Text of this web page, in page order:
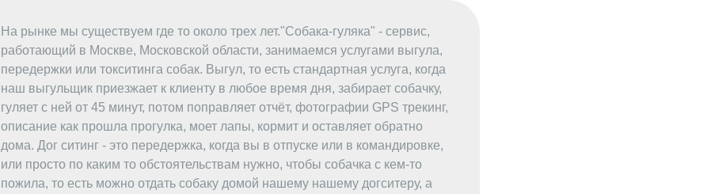
На рынке мы существуем где то около трех лет."Собака-гуляка" - сервис,
работающий в Москве, Московской области, занимаемся услугами выгула,
передержки или токситинга собак. Выгул, то есть стандартная услуга, когда
наш выгульщик приезжает к клиенту в любое время дня, забирает собачку,
гуляет с ней от 45 минут, потом поправляет отчёт, фотографии GPS трекинг,
описание как прошла прогулка, моет лапы, кормит и оставляет обратно
дома. Дог ситинг - это передержка, когда вы в отпуске или в командировке,
или просто по каким то обстоятельствам нужно, чтобы собачка с кем-то
пожила, то есть можно отдать собаку домой нашему нашему догситеру, а